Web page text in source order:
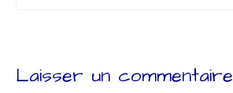
Laisser un commentaire